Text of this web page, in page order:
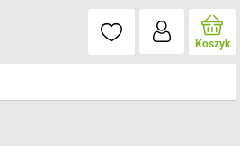
Koszyk